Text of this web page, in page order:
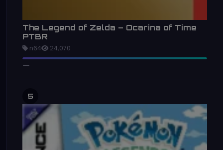
The Legend of Zelda – Ocarina of Time
PTBR
n64 24,070
5